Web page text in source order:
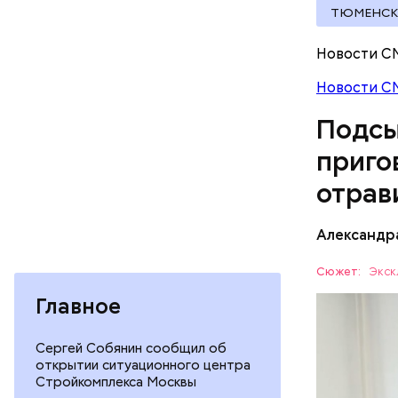
Главное
Сергей Собянин сообщил об
открытии ситуационного центра
Стройкомплекса Москвы
Новости
Новости
Сюжет:
Все
Видео:
—
меры к